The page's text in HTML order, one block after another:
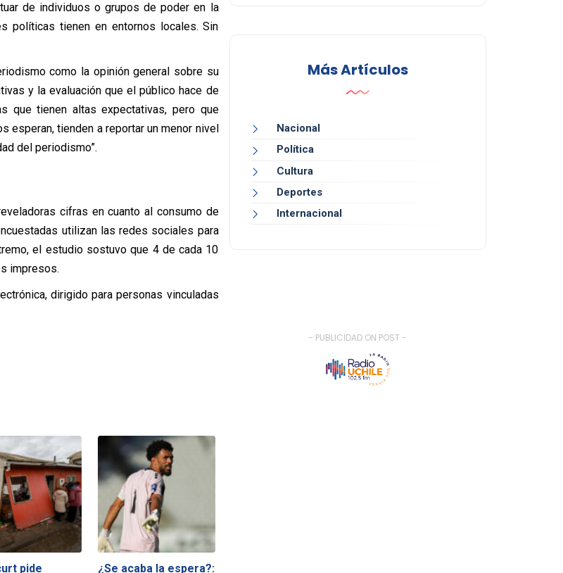
de individuos o grupos de poder en la
políticas tienen en entornos locales. Sin
como la opinión general sobre su
y la evaluación que el público hace de
que tienen altas expectativas, pero que
esperan, tienden a reportar un menor nivel
del periodismo”.
cifras en cuanto al consumo de
utilizan las redes sociales para
el estudio sostuvo que 4 de cada 10
impresos.
dirigido para personas vinculadas
pide
¿Se acaba la espera?:
Más Artículos
Nacional
Política
Cultura
Deportes
Internacional
- PUBLICIDAD ON POST -